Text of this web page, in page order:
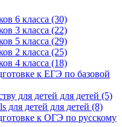
6 класса (30)
3 класса (22)
5 класса (29)
2 класса (25)
4 класса (18)
к ЕГЭ по базовой
для детей для детей (5)
для детей для детей (8)
к ОГЭ по русскому